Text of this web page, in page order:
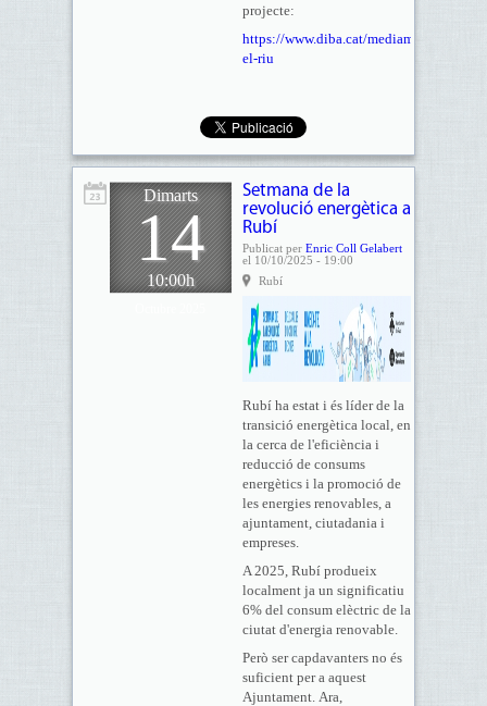
projecte:
https://www.diba.cat/mediambient/
el-riu
Dimarts
14
10:00h
Setmana de la
revolució energètica a
Rubí
Publicat per Enric Coll Gelabert
el 10/10/2025 - 19:00
Rubí
Rubí ha estat i és líder de la
transició energètica local, en
la cerca de l'eficiència i
reducció de consums
energètics i la promoció de
les energies renovables, a
ajuntament, ciutadania i
empreses.
A 2025, Rubí produeix
localment ja un significatiu
6% del consum elèctric de la
ciutat d'energia renovable.
Però ser capdavanters no és
suficient per a aquest
Ajuntament. Ara,